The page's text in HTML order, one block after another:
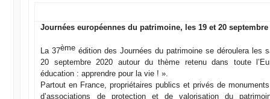
Journées européennes du patrimoine, les 19 et 20 septembre
La 37ème édition des Journées du patrimoine se déroulera les
20 septembre 2020 autour du thème retenu dans toute
éducation : apprendre pour la vie ! ».
Partout en France, propriétaires publics et privés de
d’associations de protection et de valorisation du